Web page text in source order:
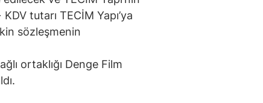
tutarı TECİM Yapı’ya
sözleşmenin
ortaklığı Denge Film